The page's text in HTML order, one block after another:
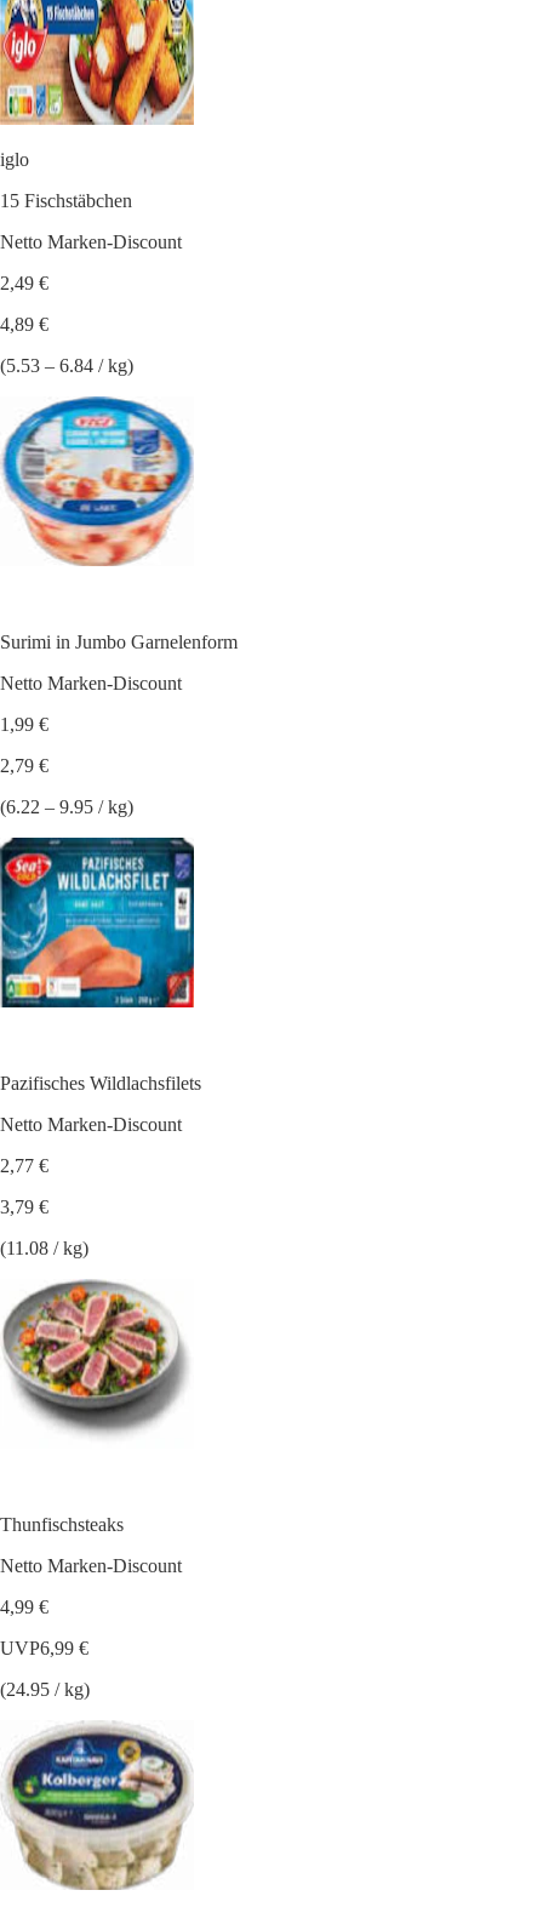
iglo
15 Fischstäbchen
Netto Marken-Discount
2,49 €
4,89 €
(5.53 – 6.84 / kg)
Surimi in Jumbo Garnelenform
Netto Marken-Discount
1,99 €
2,79 €
(6.22 – 9.95 / kg)
Pazifisches Wildlachsfilets
Netto Marken-Discount
2,77 €
3,79 €
(11.08 / kg)
Thunfischsteaks
Netto Marken-Discount
4,99 €
UVP6,99 €
(24.95 / kg)